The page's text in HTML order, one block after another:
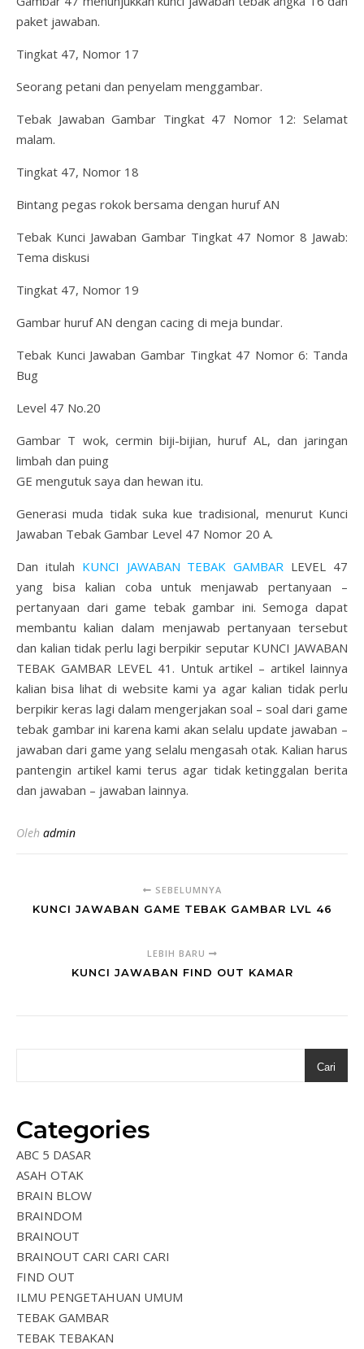
paket jawaban.
Tingkat 47, Nomor 17
Seorang petani dan penyelam menggambar.
Tebak Jawaban Gambar Tingkat 47 Nomor 12: Selamat
malam.
Tingkat 47, Nomor 18
Bintang pegas rokok bersama dengan huruf AN
Tebak Kunci Jawaban Gambar Tingkat 47 Nomor 8 Jawab:
Tema diskusi
Tingkat 47, Nomor 19
Gambar huruf AN dengan cacing di meja bundar.
Tebak Kunci Jawaban Gambar Tingkat 47 Nomor 6: Tanda
Bug
Level 47 No.20
Gambar T wok, cermin biji-bijian, huruf AL, dan jaringan
limbah dan puing
GE mengutuk saya dan hewan itu.
Generasi muda tidak suka kue tradisional, menurut Kunci
Jawaban Tebak Gambar Level 47 Nomor 20 A.
Dan itulah KUNCI JAWABAN TEBAK GAMBAR LEVEL 47
yang bisa kalian coba untuk menjawab pertanyaan –
pertanyaan dari game tebak gambar ini. Semoga dapat
membantu kalian dalam menjawab pertanyaan tersebut
dan kalian tidak perlu lagi berpikir seputar KUNCI JAWABAN
TEBAK GAMBAR LEVEL 41. Untuk artikel – artikel lainnya
kalian bisa lihat di website kami ya agar kalian tidak perlu
berpikir keras lagi dalam mengerjakan soal – soal dari game
tebak gambar ini karena kami akan selalu update jawaban –
jawaban dari game yang selalu mengasah otak. Kalian harus
pantengin artikel kami terus agar tidak ketinggalan berita
dan jawaban – jawaban lainnya.
Oleh admin
SEBELUMNYA
KUNCI JAWABAN GAME TEBAK GAMBAR LVL 46
LEBIH BARU
KUNCI JAWABAN FIND OUT KAMAR
Cari
Categories
ABC 5 DASAR
ASAH OTAK
BRAIN BLOW
BRAINDOM
BRAINOUT
BRAINOUT CARI CARI CARI
FIND OUT
ILMU PENGETAHUAN UMUM
TEBAK GAMBAR
TEBAK TEBAKAN